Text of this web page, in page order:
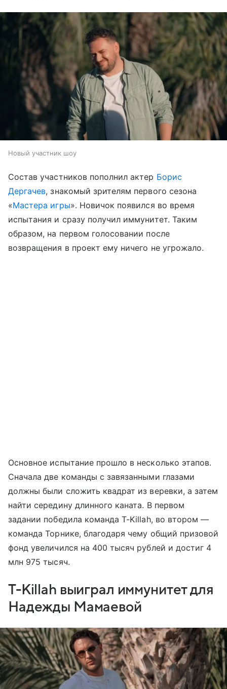
Новый участник шоу
Состав участников пополнил актер Борис
Дергачев, знакомый зрителям первого сезона
«Мастера игры». Новичок появился во время
испытания и сразу получил иммунитет. Таким
образом, на первом голосовании после
возвращения в проект ему ничего не угрожало.
Основное испытание прошло в несколько этапов.
Сначала две команды с завязанными глазами
должны были сложить квадрат из веревки, а затем
найти середину длинного каната. В первом
задании победила команда T-Killah, во втором —
команда Торнике, благодаря чему общий призовой
фонд увеличился на 400 тысяч рублей и достиг 4
млн 975 тысяч.
T-Killah выиграл иммунитет для
Надежды Мамаевой